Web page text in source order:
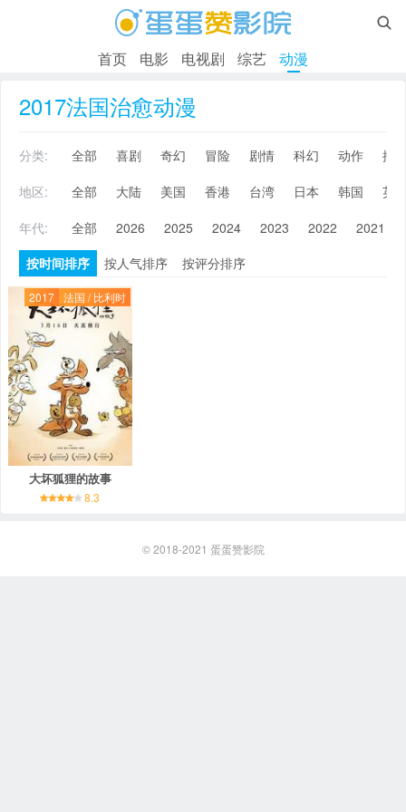

首页 电影 电视剧 综艺 动漫
2017法国治愈动漫
分类: 全部 喜剧 奇幻 冒险 剧情 科幻 动作
搞
地区:
全部 大陆 美国 香港 台湾 日本 韩国
英
年代:
全部 2026 2025 2024 2023 2022 2021
按时间排序
按人气排序 按评分排序
2017 法国 / 比利时
大坏狐狸的故事
8.3
© 2018-2021 蛋蛋赞影院